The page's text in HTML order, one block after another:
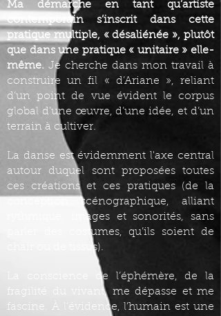
Ma démarche en tant qu’artiste
contemporain s’inscrit dans cette
pratique multiple, « désaliénée », plutôt
que dans une pratique « unitaire » elle-
même. Je cherche dans mon travail à
construire un fil « d’Ariane », reliant
d’un point de vue évident le corpus
global d’une œuvre, d’une idée, et d’un
terrain à cultiver.
La danse est évidemment l'axe central
autour duquel sont proposées toutes
ces créations et ces pratiques (de la
conception scénographique, alliant
rythmique, images et sonorités, sans
parler des costumes, qu’ils soient de
chair ou de tissus).
La conscience de l’éphémère, de la
fragilité du vivant, me dépasse et me
fascine. À l’évidence, l’humain est une